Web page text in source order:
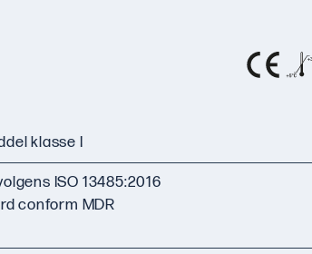
klasse I
ISO 13485:2016
conform MDR